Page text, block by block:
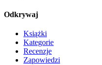
Odkrywaj
Książki
Kategorie
Recenzje
Zapowiedzi